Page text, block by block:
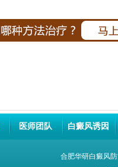
医师团队 白癜风诱因
合肥华研白癜风